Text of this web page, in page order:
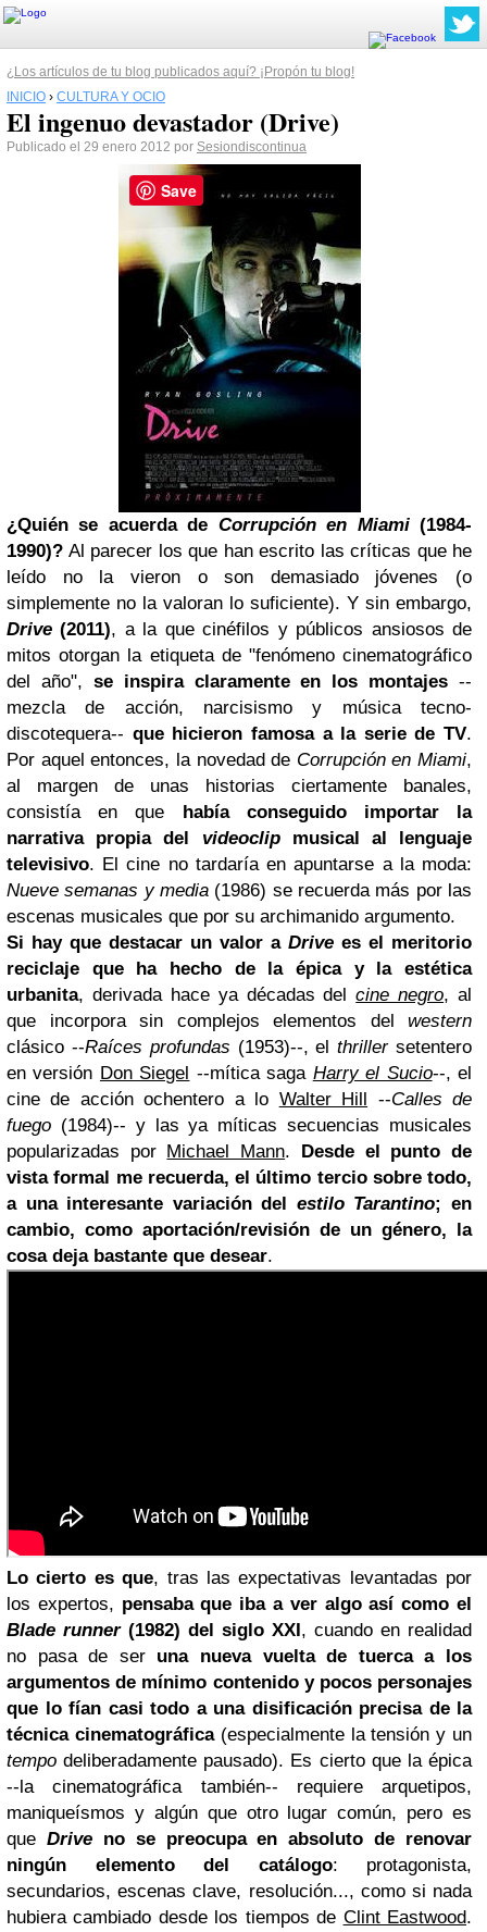
¿Los artículos de tu blog publicados aquí? ¡Propón tu blog!
INICIO › CULTURA Y OCIO
El ingenuo devastador (Drive)
Publicado el 29 enero 2012 por Sesiondiscontinua
¿Quién se acuerda de Corrupción en Miami(1984-
1990)? Al parecer los que han escrito las críticas que he
leído no la vieron o son demasiado jóvenes (o
simplemente no la valoran lo suficiente). Y sin embargo,
Drive (2011), a la que cinéfilos y públicos ansiosos de
mitos otorgan la etiqueta de "fenómeno cinematográfico
del año", se inspira claramente en los montajes --
mezcla de acción, narcisismo y música tecno-
discotequera-- que hicieron famosa a la serie de TV.
Por aquel entonces, la novedad de Corrupción en Miami,
al margen de unas historias ciertamente banales,
consistía en que había conseguido importar la
narrativa propia del videoclipmusical al lenguaje
televisivo. El cine no tardaría en apuntarse a la moda:
Nueve semanas y media (1986) se recuerda más por las
escenas musicales que por su archimanido argumento.
Si hay que destacar un valor a Drive es el meritorio
reciclaje que ha hecho de la épica y la estética
urbanita, derivada hace ya décadas delcine negro, al
que incorpora sin complejos elementos del western
clásico --Raíces profundas (1953)--, elthrillersetentero
en versión Don Siegel --mítica saga Harry el Sucio--, el
cine de acción ochentero a lo Walter Hill --Calles de
fuego (1984)-- y las ya míticas secuencias musicales
popularizadas por Michael Mann. Desde el punto de
vista formal me recuerda, el último tercio sobre todo,
a una interesante variación del estilo Tarantino; en
cambio, como aportación/revisión de un género, la
cosa deja bastante que desear.
Lo cierto es que, tras las expectativas levantadas por
los expertos, pensaba que iba a ver algo así como el
Blade runner(1982) del siglo XXI, cuando en realidad
no pasa de ser una nueva vuelta de tuerca a los
argumentos de mínimo contenido y pocos personajes
que lo fían casi todo a una disificación precisa de la
técnica cinematográfica(especialmente la tensión y un
tempo deliberadamente pausado). Es cierto que la épica
--la cinematográfica también-- requiere arquetipos,
maniqueísmos y algún que otro lugar común, pero es
que Driveno se preocupa en absoluto de renovar
ningún elemento del catálogo: protagonista,
secundarios, escenas clave, resolución..., como si nada
hubiera cambiado desde los tiempos de Clint Eastwood.
Save